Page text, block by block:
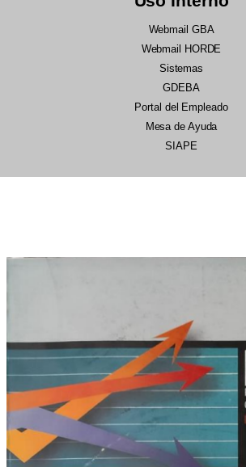
Webmail GBA
Webmail HORDE
Sistemas
GDEBA
Portal del Empleado
Mesa de Ayuda
SIAPE